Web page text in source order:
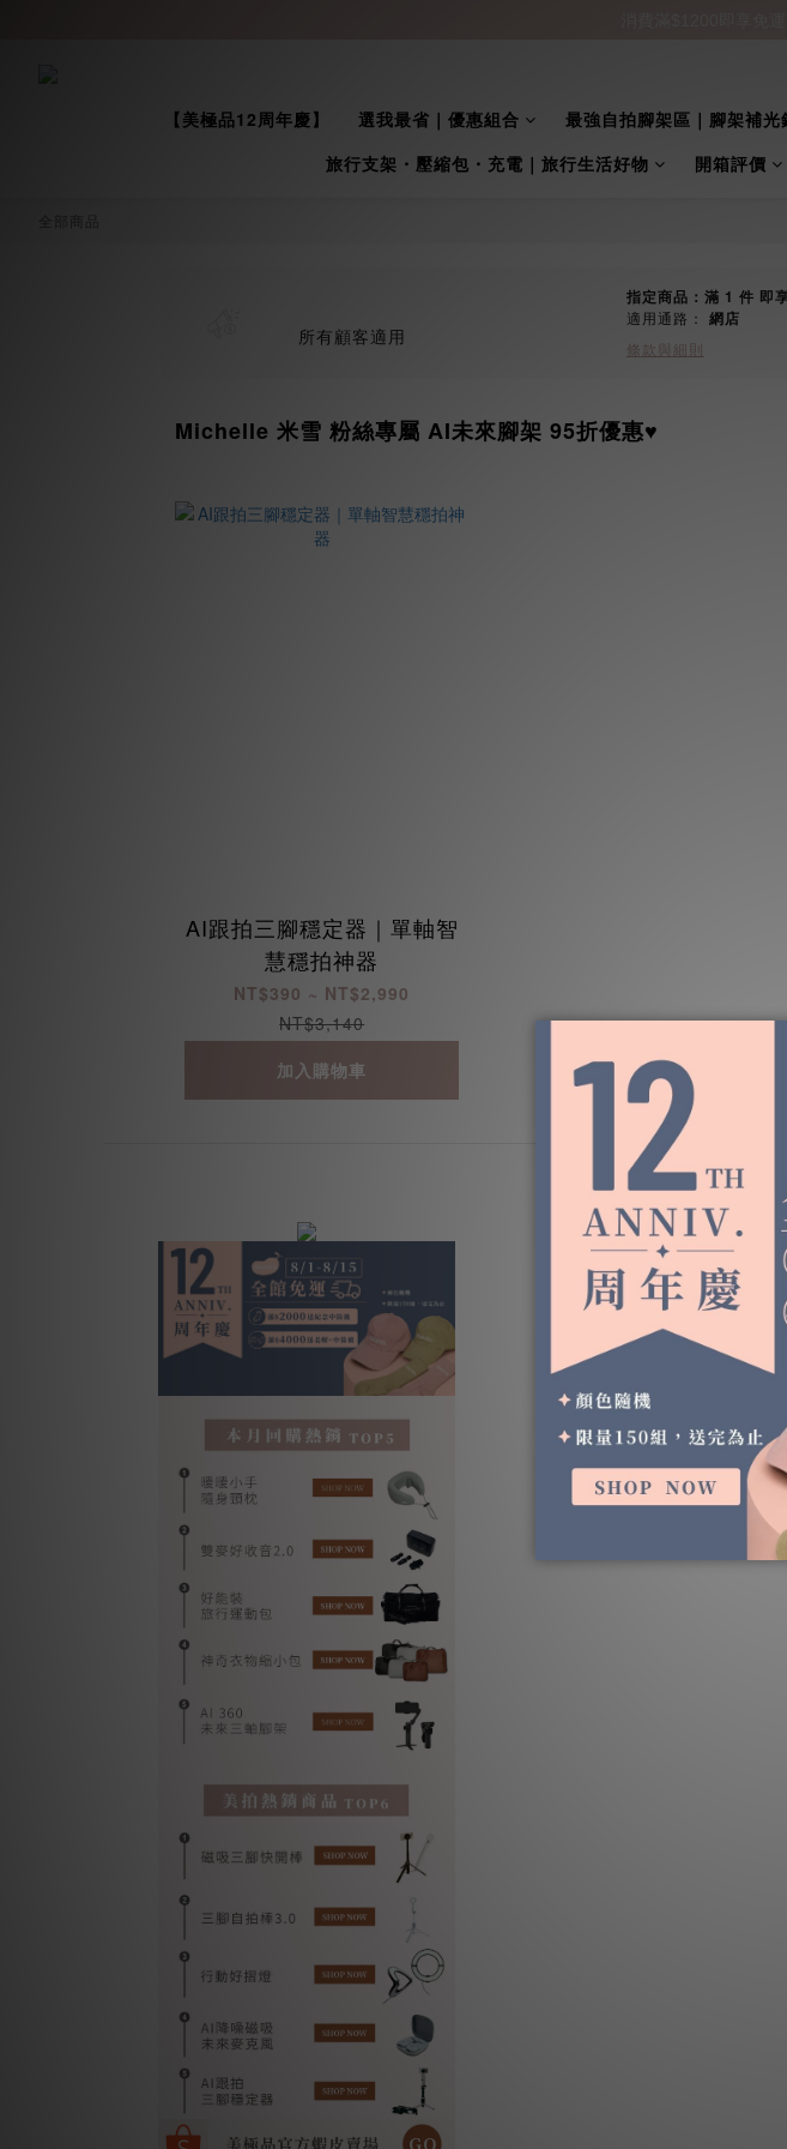
【美極品12周年慶】 選我最省｜優惠組合 最強自拍腳架區｜腳架補光
旅行支架・壓縮包・充電｜旅行生活好物
開箱評價
所有顧客適用
指定商品：滿 1 件 即
適用通路： 網店
條款與細則
Michelle 米雪 粉絲專屬 AI未來腳架 95折優惠♥
AI跟拍三腳穩定器｜單軸智
慧穩拍神器
NT$390 ~ NT$2,990
NT$3,140
加入購物車
關於我們
品牌故事
媒體曝光
隱私權政策